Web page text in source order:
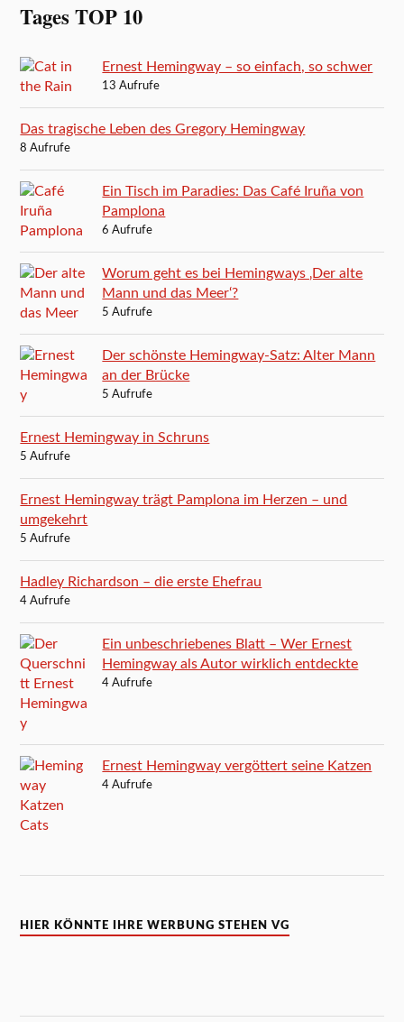
Tages TOP 10
Ernest Hemingway – so einfach, so schwer
13 Aufrufe
Das tragische Leben des Gregory Hemingway
8 Aufrufe
Ein Tisch im Paradies: Das Café Iruña von
Pamplona
6 Aufrufe
Worum geht es bei Hemingways ‚Der alte
Mann und das Meer‘?
5 Aufrufe
Der schönste Hemingway-Satz: Alter Mann
an der Brücke
5 Aufrufe
Ernest Hemingway in Schruns
5 Aufrufe
Ernest Hemingway trägt Pamplona im Herzen – und
umgekehrt
5 Aufrufe
Hadley Richardson – die erste Ehefrau
4 Aufrufe
Ein unbeschriebenes Blatt – Wer Ernest
Hemingway als Autor wirklich entdeckte
4 Aufrufe
Ernest Hemingway vergöttert seine Katzen
4 Aufrufe
HIER KÖNNTE IHRE WERBUNG STEHEN VG